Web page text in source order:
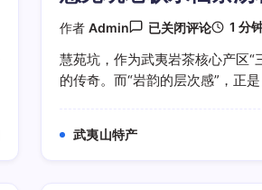
作者 Admin
慧
坑
老
枞
已关闭评论 1 分
慧苑坑，作为武夷岩茶核心产区
的传奇。而“岩韵的层次感”，正
武夷山特产